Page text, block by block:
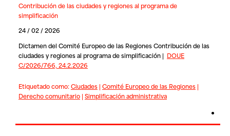
Contribución de las ciudades y regiones al programa de
simplificación
24 / 02 / 2026
Dictamen del Comité Europeo de las Regiones Contribución de las
ciudades y regiones al programa de simplificación | DOUE
C/2026/766, 24.2.2026
Etiquetado como:Ciudades| Comité Europeo de las Regiones|
Derecho comunitario| Simplificación administrativa